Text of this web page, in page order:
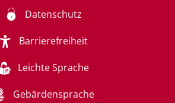
Datenschutz
Barrierefreiheit
Leichte Sprache
Gebärdensprache